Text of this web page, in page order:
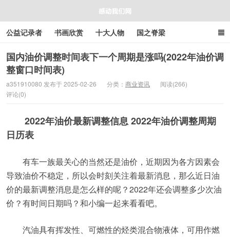
感动我们网
公益记录者 书画欣赏 十大人物 国之脊梁
好人好事 感人资讯 商业资讯 在线工具箱
国内油价调整时间表下一个周期是涨吗(2022年油价调
整窗口时间表)
a351910080 发布于 2025-02-26 分类： 商业资讯
阅读(266)
评论(0)
2022年油价最新调整信息 2022年油价调整周期
日历表
有车一族最关心的当然还是油价，近期因为各方因素会
导致油价不稳定，所以会时刻关注着最新消息，那么近日油
价的最新调整消息是怎么样的呢？2022年还会调整多少次油
价？有时间日期吗？和小编一起来看看吧。
汽油具有挥发性、可燃性的烃类混合物液体，可用作燃